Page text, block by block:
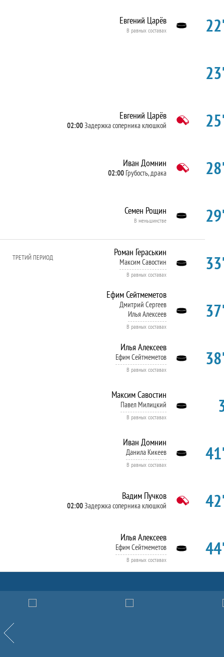
Евгений Царёв
В равных составах
Евгений Царёв
02:00Задержка соперника клюшкой
Иван Домнин
02:00 Грубость, драка
Семен Рощин
В меньшинстве
ТРЕТИЙ ПЕРИОД Роман Гераськин
Максим Савостин
В равных составах
Ефим Сейтмеметов
Дмитрий Сергеев
Илья Алексеев
В равных составах
Илья Алексеев
Ефим Сейтмеметов
В равных составах
Максим Савостин
Павел Милицкий
В равных составах
Иван Домнин
Данила Кикеев
В равных составах
Вадим Пучков
02:00Задержка соперника клюшкой
Илья Алексеев
Ефим Сейтмеметов
В равных составах
Назад
Партнёры